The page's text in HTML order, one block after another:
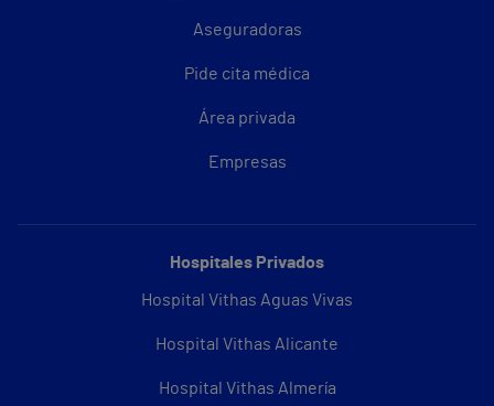
Aseguradoras
Pide cita médica
Área privada
Empresas
Hospitales Privados
Hospital Vithas Aguas Vivas
Hospital Vithas Alicante
Hospital Vithas Almería